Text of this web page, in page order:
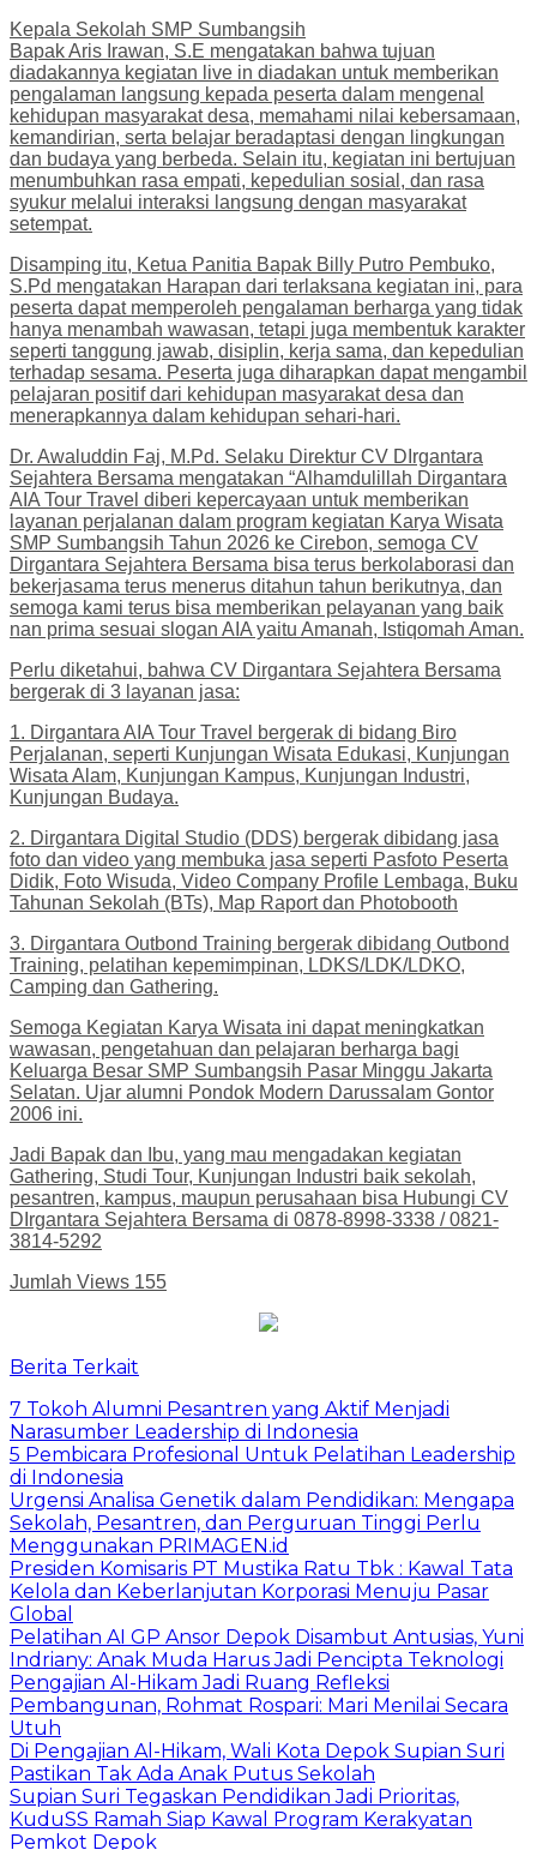
Kepala Sekolah SMP Sumbangsih
Bapak Aris Irawan, S.E mengatakan bahwa tujuan
diadakannya kegiatan live in diadakan untuk memberikan
pengalaman langsung kepada peserta dalam mengenal
kehidupan masyarakat desa, memahami nilai kebersamaan,
kemandirian, serta belajar beradaptasi dengan lingkungan
dan budaya yang berbeda. Selain itu, kegiatan ini bertujuan
menumbuhkan rasa empati, kepedulian sosial, dan rasa
syukur melalui interaksi langsung dengan masyarakat
setempat.
Disamping itu, Ketua Panitia Bapak Billy Putro Pembuko,
S.Pd mengatakan Harapan dari terlaksana kegiatan ini, para
peserta dapat memperoleh pengalaman berharga yang tidak
hanya menambah wawasan, tetapi juga membentuk karakter
seperti tanggung jawab, disiplin, kerja sama, dan kepedulian
terhadap sesama. Peserta juga diharapkan dapat mengambil
pelajaran positif dari kehidupan masyarakat desa dan
menerapkannya dalam kehidupan sehari-hari.
Dr. Awaluddin Faj, M.Pd. Selaku Direktur CV DIrgantara
Sejahtera Bersama mengatakan “Alhamdulillah Dirgantara
AIA Tour Travel diberi kepercayaan untuk memberikan
layanan perjalanan dalam program kegiatan Karya Wisata
SMP Sumbangsih Tahun 2026 ke Cirebon, semoga CV
Dirgantara Sejahtera Bersama bisa terus berkolaborasi dan
bekerjasama terus menerus ditahun tahun berikutnya, dan
semoga kami terus bisa memberikan pelayanan yang baik
nan prima sesuai slogan AIA yaitu Amanah, Istiqomah Aman.
Perlu diketahui, bahwa CV Dirgantara Sejahtera Bersama
bergerak di 3 layanan jasa:
1. Dirgantara AIA Tour Travel bergerak di bidang Biro
Perjalanan, seperti Kunjungan Wisata Edukasi, Kunjungan
Wisata Alam, Kunjungan Kampus, Kunjungan Industri,
Kunjungan Budaya.
2. ⁠Dirgantara Digital Studio (DDS) bergerak dibidang jasa
foto dan video yang membuka jasa seperti Pasfoto Peserta
Didik, Foto Wisuda, Video Company Profile Lembaga, Buku
Tahunan Sekolah (BTs), Map Raport dan Photobooth
3. ⁠Dirgantara Outbond Training bergerak dibidang Outbond
Training, pelatihan kepemimpinan, LDKS/LDK/LDKO,
Camping dan Gathering.
Semoga Kegiatan Karya Wisata ini dapat meningkatkan
wawasan, pengetahuan dan pelajaran berharga bagi
Keluarga Besar SMP Sumbangsih Pasar Minggu Jakarta
Selatan. Ujar alumni Pondok Modern Darussalam Gontor
2006 ini.
Jadi Bapak dan Ibu, yang mau mengadakan kegiatan
Gathering, Studi Tour, Kunjungan Industri baik sekolah,
pesantren, kampus, maupun perusahaan bisa Hubungi CV
DIrgantara Sejahtera Bersama di 0878-8998-3338 / 0821-
3814-5292
Jumlah Views 155
Berita Terkait
7 Tokoh Alumni Pesantren yang Aktif Menjadi
Narasumber Leadership di Indonesia
5 Pembicara Profesional Untuk Pelatihan Leadership
di Indonesia
Urgensi Analisa Genetik dalam Pendidikan: Mengapa
Sekolah, Pesantren, dan Perguruan Tinggi Perlu
Menggunakan PRIMAGEN.id
Presiden Komisaris PT Mustika Ratu Tbk : Kawal Tata
Kelola dan Keberlanjutan Korporasi Menuju Pasar
Global
Pelatihan AI GP Ansor Depok Disambut Antusias, Yuni
Indriany: Anak Muda Harus Jadi Pencipta Teknologi
Pengajian Al-Hikam Jadi Ruang Refleksi
Pembangunan, Rohmat Rospari: Mari Menilai Secara
Utuh
Di Pengajian Al-Hikam, Wali Kota Depok Supian Suri
Pastikan Tak Ada Anak Putus Sekolah
Supian Suri Tegaskan Pendidikan Jadi Prioritas,
KuduSS Ramah Siap Kawal Program Kerakyatan
Pemkot Depok